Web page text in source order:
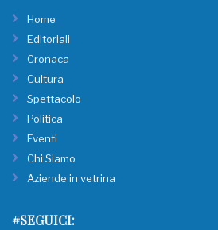
Home
Editoriali
Cronaca
Cultura
Spettacolo
Politica
Eventi
Chi Siamo
Aziende in vetrina
#SEGUICI: